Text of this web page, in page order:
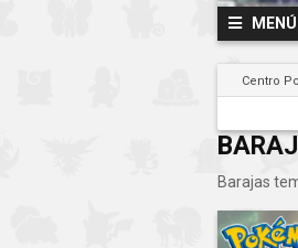
MENÚ
Centro
Barajas